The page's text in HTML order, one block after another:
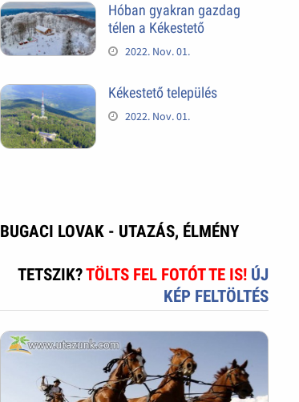
Hóban gyakran gazdag
télen a Kékestető
2022. Nov. 01.
Kékestető település
2022. Nov. 01.
BUGACI LOVAK - UTAZÁS, ÉLMÉNY
TETSZIK?TÖLTS FEL FOTÓT TE IS! ÚJ
KÉP FELTÖLTÉS